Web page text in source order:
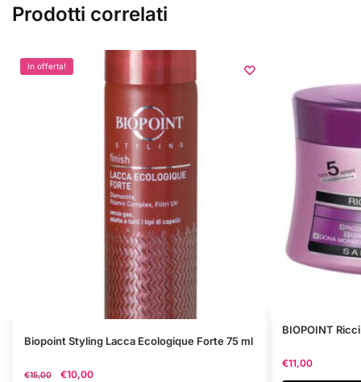
Prodotti correlati
In offerta!
Biopoint Styling Lacca Ecologique Forte 75 ml
€15,00
Il
€10,00
BIOPOINT
€11,00